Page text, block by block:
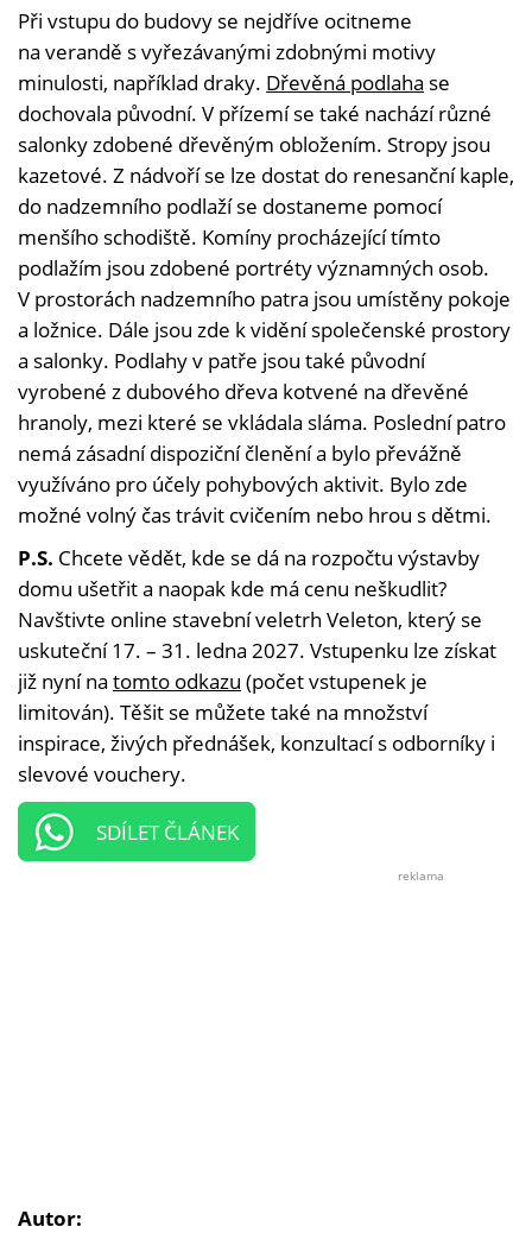
Při vstupu do budovy se nejdříve ocitneme
na verandě s vyřezávanými zdobnými motivy
minulosti, například draky. Dřevěná podlaha se
dochovala původní. V přízemí se také nachází různé
salonky zdobené dřevěným obložením. Stropy jsou
kazetové. Z nádvoří se lze dostat do renesanční kaple,
do nadzemního podlaží se dostaneme pomocí
menšího schodiště. Komíny procházející tímto
podlažím jsou zdobené portréty významných osob.
V prostorách nadzemního patra jsou umístěny pokoje
a ložnice. Dále jsou zde k vidění společenské prostory
a salonky. Podlahy v patře jsou také původní
vyrobené z dubového dřeva kotvené na dřevěné
hranoly, mezi které se vkládala sláma. Poslední patro
nemá zásadní dispoziční členění a bylo převážně
využíváno pro účely pohybových aktivit. Bylo zde
možné volný čas trávit cvičením nebo hrou s dětmi.
P.S. Chcete vědět, kde se dá na rozpočtu výstavby
domu ušetřit a naopak kde má cenu neškudlit?
Navštivte online stavební veletrh Veleton, který se
uskuteční 17. – 31. ledna 2027. Vstupenku lze získat
již nyní na tomto odkazu (počet vstupenek je
limitován). Těšit se můžete také na množství
inspirace, živých přednášek, konzultací s odborníky i
slevové vouchery.
SDÍLET ČLÁNEK
reklama
Autor: